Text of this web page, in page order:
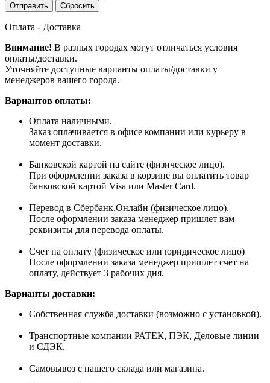
Сбросить
Оплата - Доставка
Внимание! В разных городах могут отличаться условия
оплаты/доставки.
Уточняйте доступные варианты оплаты/доставки у
менеджеров вашего города.
Вариантов оплаты:
Оплата наличными.
Заказ оплачивается в офисе компании или курьеру в
момент доставки.
Банковской картой на сайте (физическое лицо).
При оформлении заказа в корзине вы оплатить товар
банковской картой Visa или Master Card.
Перевод в Сбербанк.Онлайн (физическое лицо).
После оформлении заказа менеджер пришлет вам
реквизиты для перевода оплаты.
Счет на оплату (физическое или юридическое лицо)
После оформлении заказа менеджер пришлет счет на
оплату, действует 3 рабочих дня.
Варианты доставки:
Собственная служба доставки (возможно с установкой).
Транспортные компании РАТЕК, ПЭК, Деловые линии
и СДЭК.
Самовывоз с нашего склада или магазина.